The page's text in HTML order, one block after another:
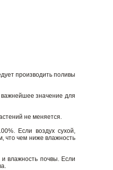
производить поливы
важнейшее значение для
не меняется.
Если воздух сухой,
что чем ниже влажность
влажность почвы. Если